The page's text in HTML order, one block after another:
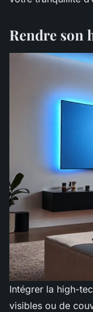
Rendre son
Intégrer la high-
visibles ou de